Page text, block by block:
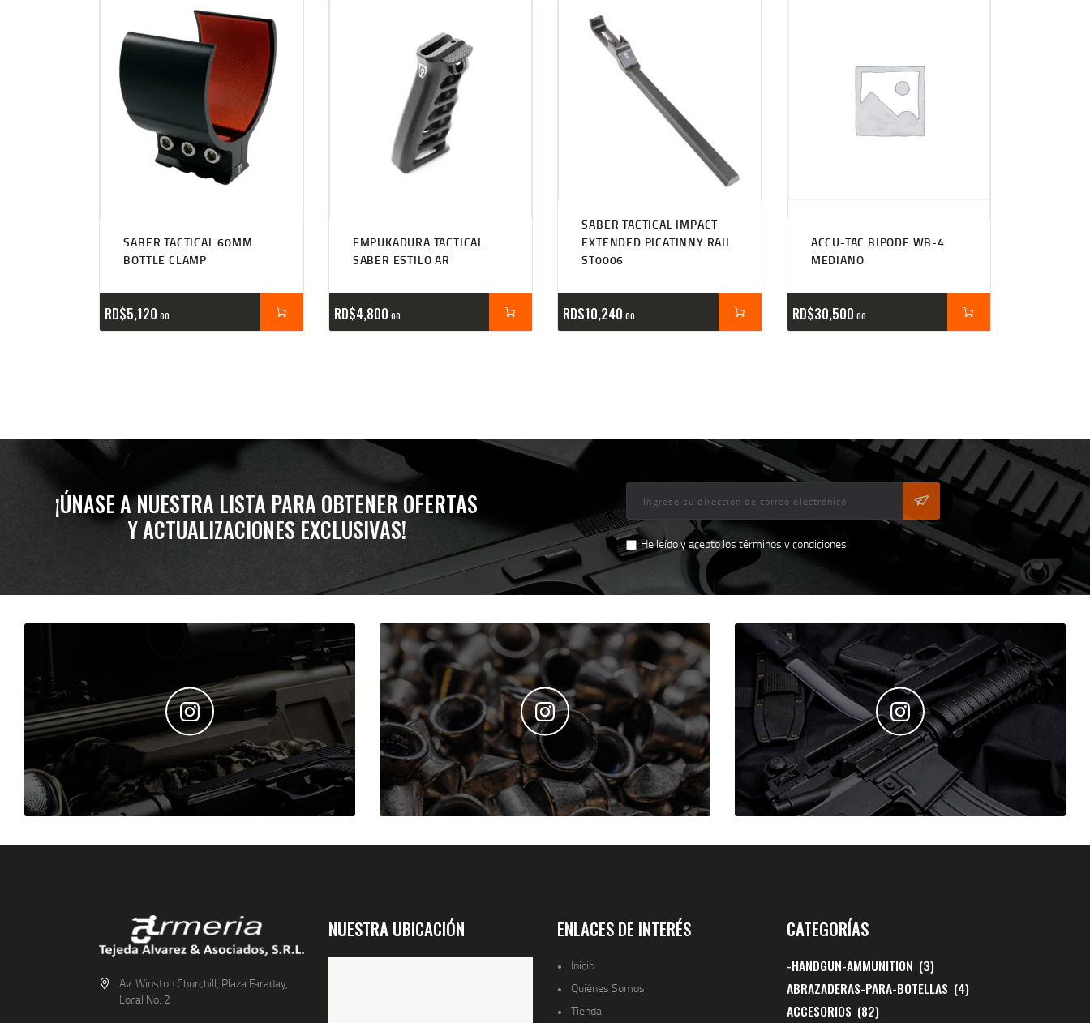
SABER TACTICAL 60MM
BOTTLE CLAMP
RD$5,120 00
EMPUKADURA TACTICAL
SABER ESTILO AR
RD$4,800 00
SABER TACTICAL IMPACT
EXTENDED PICATINNY RAIL
ST0006
RD$10,240 00
ACCU-TAC BIPODE WB-4
MEDIANO
RD$30,500 00
¡ÚNASE A NUESTRA LISTA PARA OBTENER OFERTAS
Y ACTUALIZACIONES EXCLUSIVAS!
He leído y acepto los términos y condiciones.
Av. Winston Churchill, Plaza Faraday,
Local No. 2
NUESTRA UBICACIÓN ENLACES DE INTERÉS
Inicio
Quiénes Somos
Tienda
CATEGORÍAS
-HANDGUN-AMMUNITION (3)
ABRAZADERAS-PARA-BOTELLAS (4)
ACCESORIOS (82)